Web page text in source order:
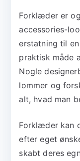
Forklæder er
accessories-
erstatning til
praktisk måde
Nogle
lommer og
alt, hvad man
Forklæder kan
efter eget
skabt deres